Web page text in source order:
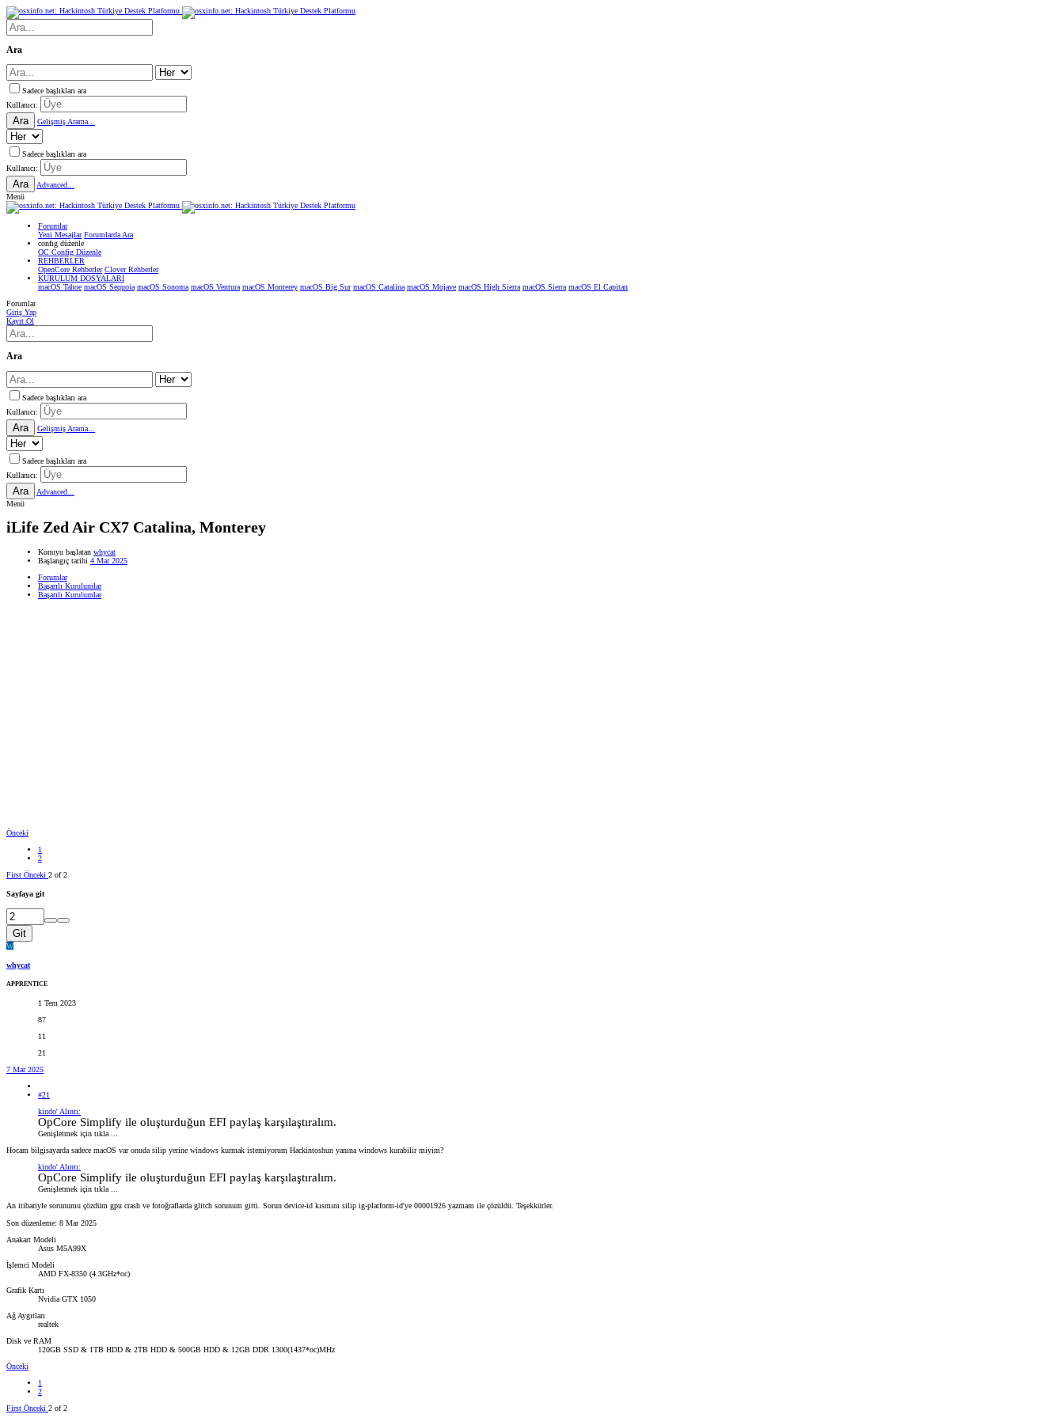
Ara
Sadece başlıkları ara
Kullanıcı:
Ara Gelişmiş Arama...
Sadece başlıkları ara
Kullanıcı:
Ara
Advanced...
Menü
Forumlar
Yeni Mesajlar Forumlarda Ara
confıg düzenle
OC Config Düzenle
REHBERLER
OpenCore Rehberler Clover Rehberler
KURULUM DOSYALARI
macOS Tahoe macOS Sequoia macOS Sonoma macOS Ventura macOS Monterey macOS Big Sur macOS Catalina macOS Mojave macOS High Sierra macOS Sierra macOS El Capitan
Forumlar
Giriş Yap
Kayıt Ol
Ara
Sadece başlıkları ara
Kullanıcı:
Ara Gelişmiş Arama...
Sadece başlıkları ara
Kullanıcı:
Ara
Advanced...
Menü
iLife Zed Air CX7 Catalina, Monterey
Konuyu başlatan whycat
Başlangıç tarihi 4 Mar 2025
Forumlar
Başarılı Kurulumlar
Başarılı Kurulumlar
Önceki
1
2
First Önceki 2 of 2
Sayfaya git
Git
W
whycat
APPRENTICE
1 Tem 2023
87
11
21
7 Mar 2025
#21
kindo' Alıntı:
OpCore Simplify ile oluşturduğun EFI paylaş karşılaştıralım.
Genişletmek için tıkla ...
Hocam bilgisayarda sadece macOS var onuda silip yerine windows kurmak istemiyorum Hackintoshun yanına windows kurabilir miyim?
kindo' Alıntı:
OpCore Simplify ile oluşturduğun EFI paylaş karşılaştıralım.
Genişletmek için tıkla ...
An itibariyle sorunumu çözdüm gpu crash ve fotoğraflarda glitch sorunum gitti. Sorun device-id kısmını silip ig-platform-id'ye 00001926 yazmam ile çözüldü. Teşekkürler.
Son düzenleme: 8 Mar 2025
Anakart Modeli
Asus M5A99X
İşlemci Modeli
AMD FX-8350 (4.3GHz*oc)
Grafik Kartı
Nvidia GTX 1050
Ağ Aygıtları
realtek
Disk ve RAM
120GB SSD & 1TB HDD & 2TB HDD & 500GB HDD & 12GB DDR 1300(1437*oc)MHz
Önceki
1
2
First Önceki 2 of 2